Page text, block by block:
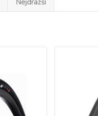
Nejdražší